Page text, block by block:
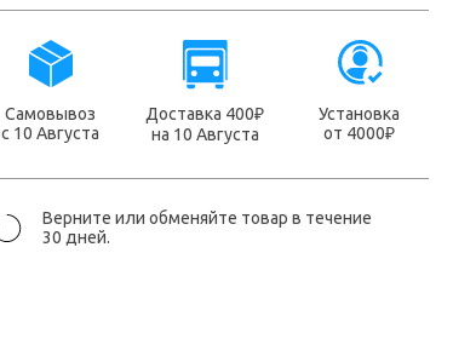
Самовывоз
с 10 Августа
Доставка 400₽
на 10 Августа
Установка
от 4000₽
Верните или обменяйте товар в течение
30 дней.